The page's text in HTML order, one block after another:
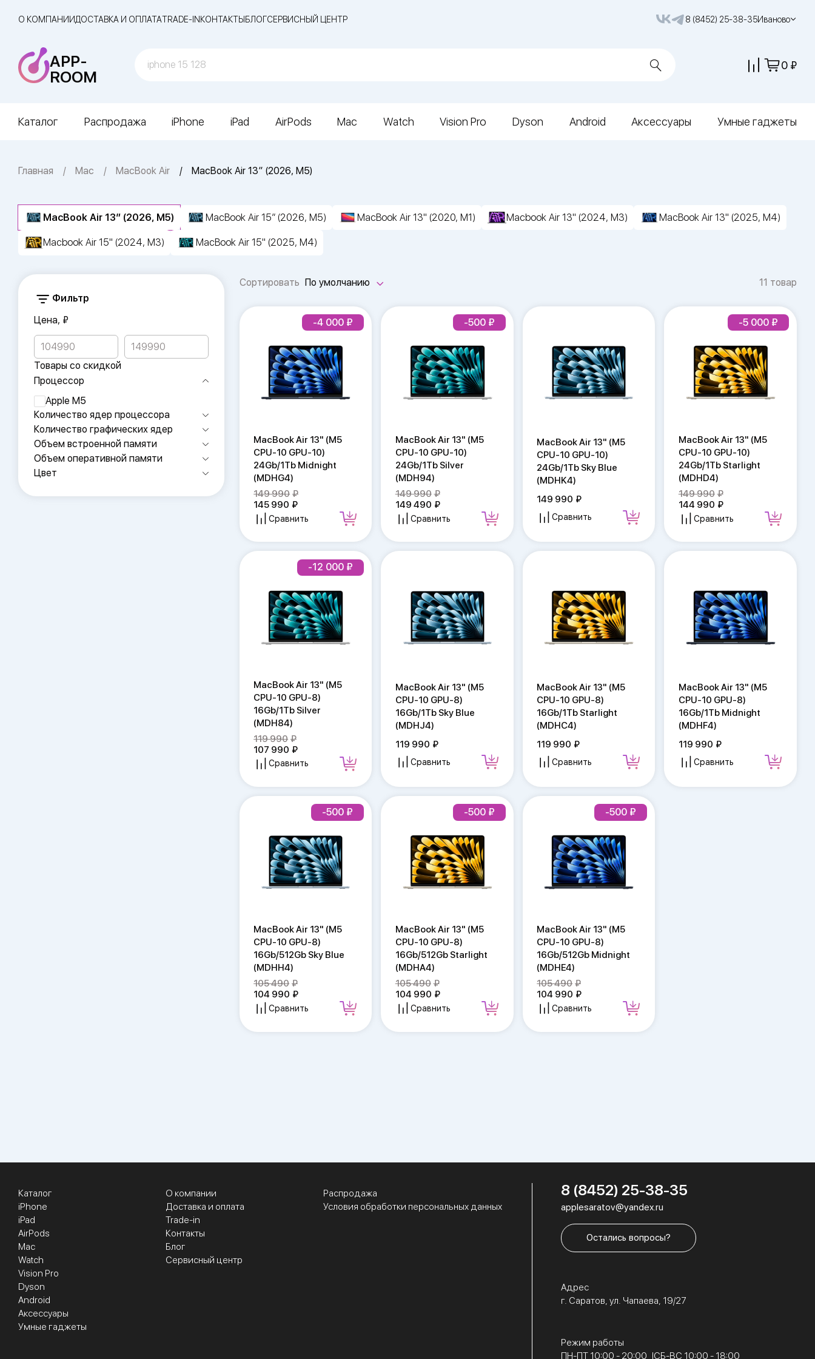
О КОМПАНИИДОСТАВКА И ОПЛАТАTRADE-INКОНТАКТЫБЛОГСЕРВИСНЫЙ ЦЕНТР 8 (8452) 25-38-35Иваново
APP-
ROOM
0
Каталог Распродажа iPhone iPad AirPods Mac Watch Vision Pro Dyson Android Аксессуары Умные гаджеты
Главная Mac MacBook Air MacBook Air 13″ (2026, M5)
MacBook Air 13″ (2026, M5) MacBook Air 15″ (2026, M5) MacBook Air 13" (2020, M1) Macbook Air 13" (2024, M3) MacBook Air 13" (2025, M4)
Macbook Air 15" (2024, M3) MacBook Air 15" (2025, M4)
Фильтр
Цена, ₽
Товары со скидкой
Процессор
Apple M5
Количество ядер процессора
Количество графических ядер
Объем встроенной памяти
Объем оперативной памяти
Цвет
Сортировать По умолчанию 11 товар
MacBook Air 13" (M5
CPU-10 GPU-10)
24Gb/1Tb Midnight
(MDHG4)
149 990
145 990
Сравнить
-4 000
MacBook Air 13" (M5
CPU-10 GPU-10)
24Gb/1Tb Silver
(MDH94)
149 990
149 490
Сравнить
-500
MacBook Air 13" (M5
CPU-10 GPU-10)
24Gb/1Tb Sky Blue
(MDHK4)
149 990
Сравнить
MacBook Air 13" (M5
CPU-10 GPU-10)
24Gb/1Tb Starlight
(MDHD4)
149 990
144 990
Сравнить
-5 000
MacBook Air 13" (M5
CPU-10 GPU-8)
16Gb/1Tb Silver
(MDH84)
119 990
107 990
Сравнить
-12 000
MacBook Air 13" (M5
CPU-10 GPU-8)
16Gb/1Tb Sky Blue
(MDHJ4)
119 990
Сравнить
MacBook Air 13" (M5
CPU-10 GPU-8)
16Gb/1Tb Starlight
(MDHC4)
119 990
Сравнить
MacBook Air 13" (M5
CPU-10 GPU-8)
16Gb/1Tb Midnight
(MDHF4)
119 990
Сравнить
MacBook Air 13" (M5
CPU-10 GPU-8)
16Gb/512Gb Sky Blue
(MDHH4)
105 490
104 990
Сравнить
-500
MacBook Air 13" (M5
CPU-10 GPU-8)
16Gb/512Gb Starlight
(MDHA4)
105 490
104 990
Сравнить
-500
MacBook Air 13" (M5
CPU-10 GPU-8)
16Gb/512Gb Midnight
(MDHE4)
105 490
104 990
Сравнить
-500
Каталог
iPhone
iPad
AirPods
Mac
Watch
Vision Pro
Dyson
Android
Аксессуары
Умные гаджеты
О компании
Доставка и оплата
Trade-in
Контакты
Блог
Сервисный центр
Распродажа
Условия обработки персональных данных
8 (8452) 25-38-35
applesaratov@yandex.ru
Остались вопросы?
Адрес
г. Саратов, ул. Чапаева, 19/27
Режим работы
ПН-ПТ 10:00 - 20:00
СБ-ВС 10:00 - 18:00